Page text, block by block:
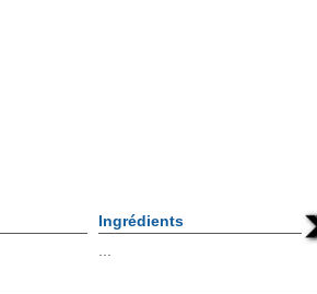
Ingrédients